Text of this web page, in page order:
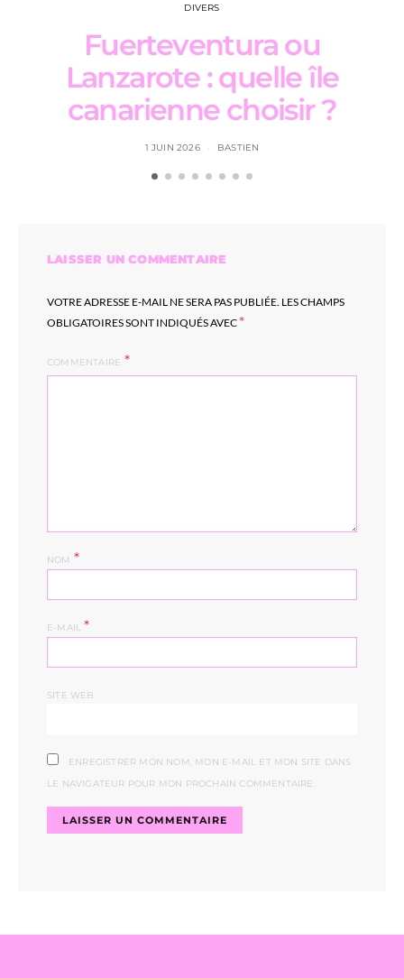
DIVERS
Fuerteventura ou
Lanzarote : quelle île
canarienne choisir ?
1 JUIN 2026 BASTIEN
LAISSER UN COMMENTAIRE
VOTRE ADRESSE E-MAIL NE SERA PAS PUBLIÉE. LES CHAMPS
OBLIGATOIRES SONT INDIQUÉS AVEC *
COMMENTAIRE
NOM *
E-MAIL*
SITE WEB
ENREGISTRER MON NOM, MON E-MAIL ET MON SITE DANS
LE NAVIGATEUR POUR MON PROCHAIN COMMENTAIRE.